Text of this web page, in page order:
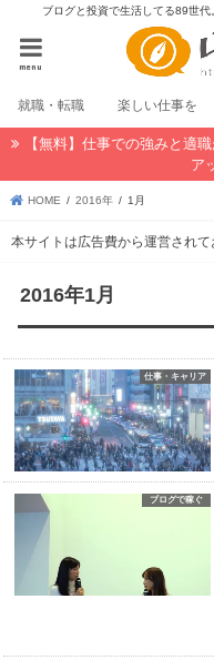
ブログと投資で生活してる89世
menu
就職・転職 楽しい仕事を
【無料】仕事での強みと適
ア
HOME 2016年 1月
本サイトは広告費から運営されて
2016年1月
仕事・キャリア
ブログで稼ぐ